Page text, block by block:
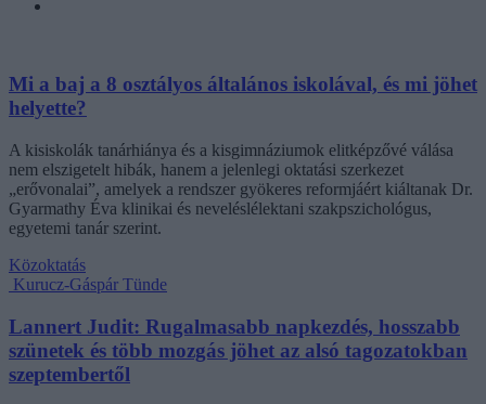
Mi a baj a 8 osztályos általános iskolával, és mi jöhet
helyette?
A kisiskolák tanárhiánya és a kisgimnáziumok elitképzővé válása
nem elszigetelt hibák, hanem a jelenlegi oktatási szerkezet
„erővonalai”, amelyek a rendszer gyökeres reformjáért kiáltanak Dr.
Gyarmathy Éva klinikai és neveléslélektani szakpszichológus,
egyetemi tanár szerint.
Közoktatás
Kurucz-Gáspár Tünde
Lannert Judit: Rugalmasabb napkezdés, hosszabb
szünetek és több mozgás jöhet az alsó tagozatokban
szeptembertől